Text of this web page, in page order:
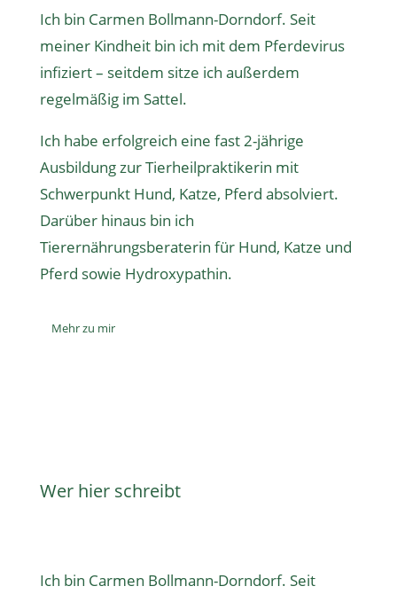
Ich bin Carmen Bollmann-Dorndorf. Seit
meiner Kindheit bin ich mit dem Pferdevirus
infiziert – seitdem sitze ich außerdem
regelmäßig im Sattel.
Ich habe erfolgreich eine fast 2-jährige
Ausbildung zur Tierheilpraktikerin mit
Schwerpunkt Hund, Katze, Pferd absolviert.
Darüber hinaus bin ich
Tierernährungsberaterin für Hund, Katze und
Pferd sowie Hydroxypathin.
Mehr zu mir
Wer hier schreibt
Ich bin Carmen Bollmann-Dorndorf. Seit